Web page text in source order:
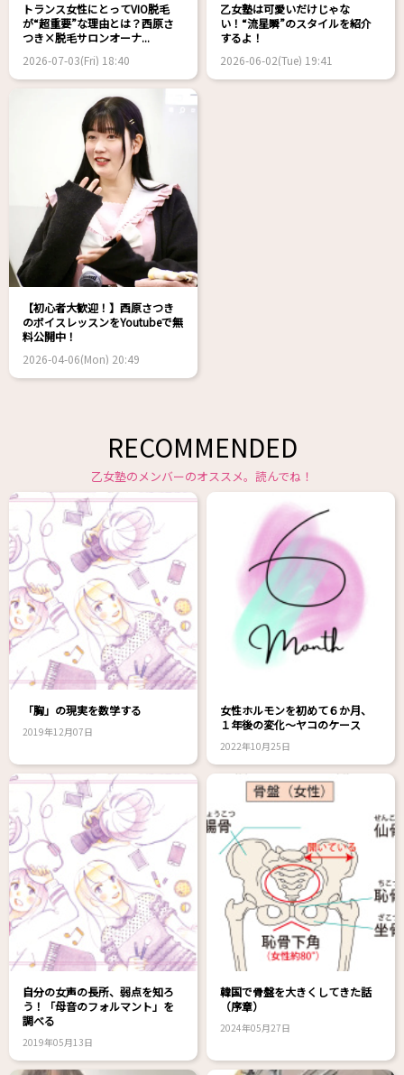
トランス女性にとってVIO脱毛
が“超重要”な理由とは？西原さ
つき×脱毛サロンオーナ...
2026-07-03(Fri) 18:40
乙女塾は可愛いだけじゃな
い！“流星瞬”のスタイルを紹介
するよ！
2026-06-02(Tue) 19:41
【初心者大歓迎！】西原さつき
のボイスレッスンをYoutubeで無
料公開中！
2026-04-06(Mon) 20:49
RECOMMENDED
乙女塾のメンバーのオススメ。読んでね！
「胸」の現実を数学する
2019年12月07日
女性ホルモンを初めて６か月、
１年後の変化～ヤコのケース
2022年10月25日
自分の女声の長所、弱点を知ろ
う！「母音のフォルマント」を
調べる
2019年05月13日
韓国で骨盤を大きくしてきた話
（序章）
2024年05月27日